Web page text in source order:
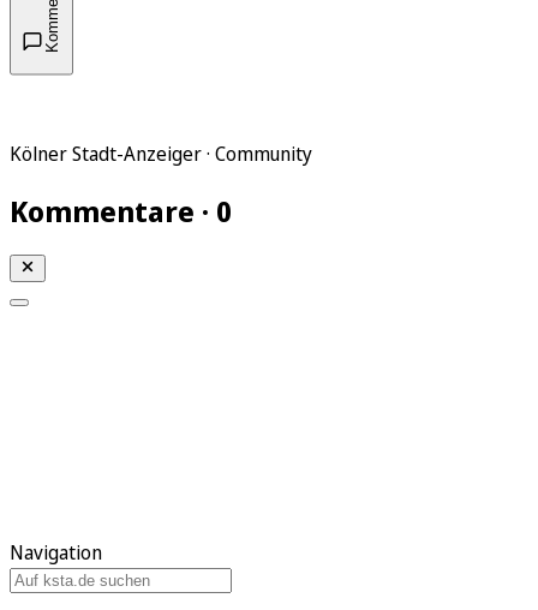
Kölner Stadt-Anzeiger · Community
Kommentare · 0
Navigation